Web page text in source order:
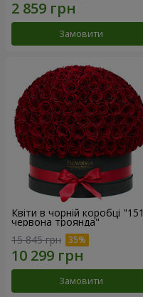
Замовити
Квіти в чорній коробці "151
червона троянда"
15 845 грн
Замовити